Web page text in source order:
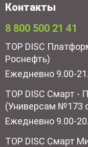
Контакты
8 800 500 21 41
TOP DISC
Роснефть)
Ежедневно 9.00-
TOP DISC Смарт -
(Универсам №173
Ежедневно 9.00-
TOP DISC Смарт